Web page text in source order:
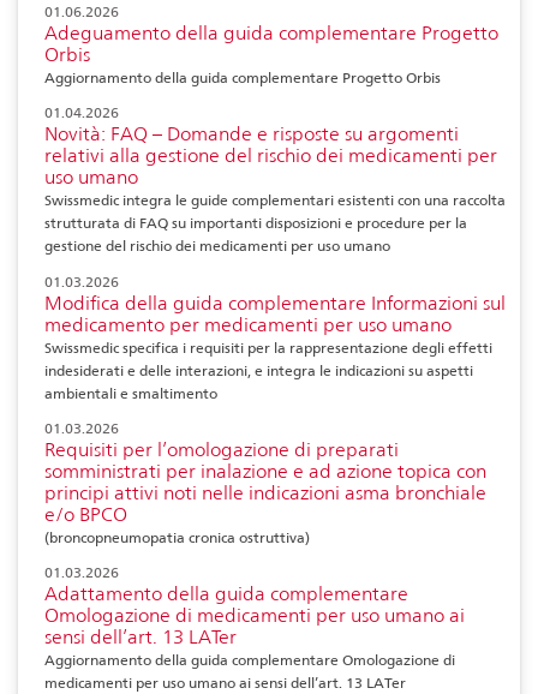
01.06.2026
Adeguamento della guida complementare Progetto
Orbis
Aggiornamento della guida complementare Progetto Orbis
01.04.2026
Novità: FAQ – Domande e risposte su argomenti
relativi alla gestione del rischio dei medicamenti per
uso umano
Swissmedic integra le guide complementari esistenti con una raccolta
strutturata di FAQ su importanti disposizioni e procedure per la
gestione del rischio dei medicamenti per uso umano
01.03.2026
Modifica della guida complementare Informazioni sul
medicamento per medicamenti per uso umano
Swissmedic specifica i requisiti per la rappresentazione degli effetti
indesiderati e delle interazioni, e integra le indicazioni su aspetti
ambientali e smaltimento
01.03.2026
Requisiti per l’omologazione di preparati
somministrati per inalazione e ad azione topica con
principi attivi noti nelle indicazioni asma bronchiale
e/o BPCO
(broncopneumopatia cronica ostruttiva)
01.03.2026
Adattamento della guida complementare
Omologazione di medicamenti per uso umano ai
sensi dell’art. 13 LATer
Aggiornamento della guida complementare Omologazione di
medicamenti per uso umano ai sensi dell’art. 13 LATer